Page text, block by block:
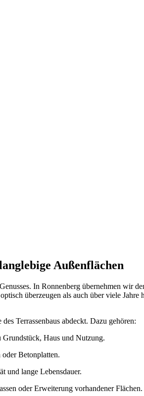
Außenflächen
In Ronnenberg übernehmen wir
überzeugen als auch über viele
Terrassenbaus abdeckt. Dazu gehören:
Grundstück, Haus und Nutzung.
Betonplatten.
und lange Lebensdauer.
oder Erweiterung vorhandener Flächen.